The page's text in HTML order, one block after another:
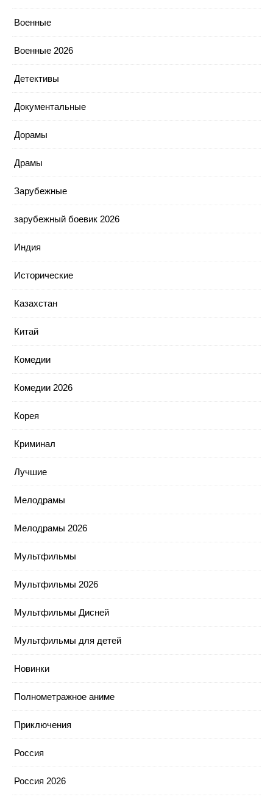
Военные
Военные 2026
Детективы
Документальные
Дорамы
Драмы
Зарубежные
зарубежный боевик 2026
Индия
Исторические
Казахстан
Китай
Комедии
Комедии 2026
Корея
Криминал
Лучшие
Мелодрамы
Мелодрамы 2026
Мультфильмы
Мультфильмы 2026
Мультфильмы Дисней
Мультфильмы для детей
Новинки
Полнометражное аниме
Приключения
Россия
Россия 2026